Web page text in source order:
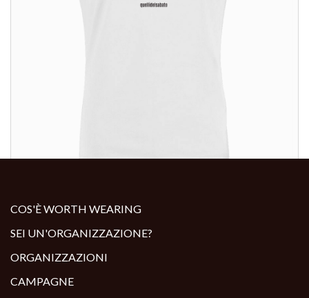
COS'È WORTH WEARING
SEI UN'ORGANIZZAZIONE?
ORGANIZZAZIONI
CAMPAGNE